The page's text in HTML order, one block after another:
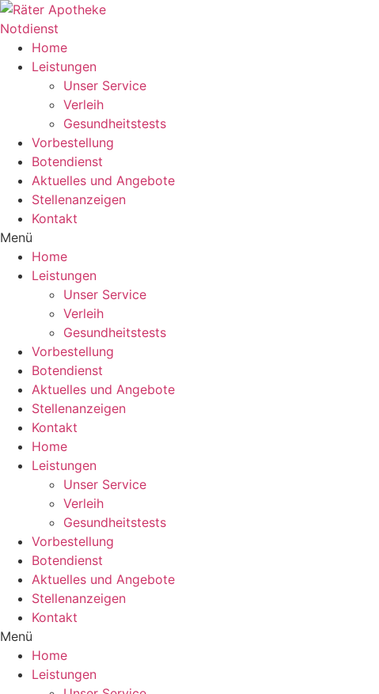
Zum
Inhalt
wechseln
Notdienst
Home
Leistungen
Unser Service
Verleih
Gesundheitstests
Vorbestellung
Botendienst
Aktuelles und Angebote
Stellenanzeigen
Kontakt
Menü
Home
Leistungen
Unser Service
Verleih
Gesundheitstests
Vorbestellung
Botendienst
Aktuelles und Angebote
Stellenanzeigen
Kontakt
Home
Leistungen
Unser Service
Verleih
Gesundheitstests
Vorbestellung
Botendienst
Aktuelles und Angebote
Stellenanzeigen
Kontakt
Menü
Home
Leistungen